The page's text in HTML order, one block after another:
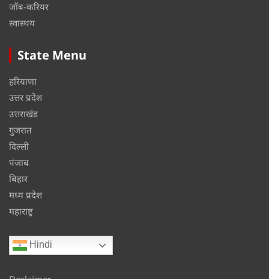
जॉब-करियर
स्वास्थय
State Menu
हरियाणा
उत्तर प्रदेश
उत्तराखंड
गुजरात
दिल्ली
पंजाब
बिहार
मध्य प्रदेश
महाराष्ट्र
Hindi